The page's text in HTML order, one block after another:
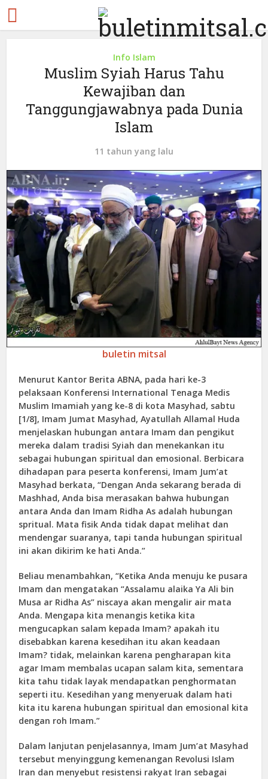
Info Islam
Muslim Syiah Harus Tahu
Kewajiban dan
Tanggungjawabnya pada Dunia
Islam
11 tahun yang lalu
buletin mitsal
Menurut Kantor Berita ABNA, pada hari ke-3
pelaksaan Konferensi International Tenaga Medis
Muslim Imamiah yang ke-8 di kota Masyhad, sabtu
[1/8], Imam Jumat Masyhad, Ayatullah Allamal Huda
menjelaskan hubungan antara Imam dan pengikut
mereka dalam tradisi Syiah dan menekankan itu
sebagai hubungan spiritual dan emosional. Berbicara
dihadapan para peserta konferensi, Imam Jum’at
Masyhad berkata, “Dengan Anda sekarang berada di
Mashhad, Anda bisa merasakan bahwa hubungan
antara Anda dan Imam Ridha As adalah hubungan
spritual. Mata fisik Anda tidak dapat melihat dan
mendengar suaranya, tapi tanda hubungan spiritual
ini akan dikirim ke hati Anda.”
Beliau menambahkan, “Ketika Anda menuju ke pusara
Imam dan mengatakan “Assalamu alaika Ya Ali bin
Musa ar Ridha As” niscaya akan mengalir air mata
Anda. Mengapa kita menangis ketika kita
mengucapkan salam kepada Imam? apakah itu
disebabkan karena kesedihan itu akan keadaan
Imam? tidak, melainkan karena pengharapan kita
agar Imam membalas ucapan salam kita, sementara
kita tahu tidak layak mendapatkan penghormatan
seperti itu. Kesedihan yang menyeruak dalam hati
kita itu karena hubungan spiritual dan emosional kita
dengan roh Imam.”
Dalam lanjutan penjelasannya, Imam Jum’at Masyhad
tersebut menyinggung kemenangan Revolusi Islam
Iran dan menyebut resistensi rakyat Iran sebagai